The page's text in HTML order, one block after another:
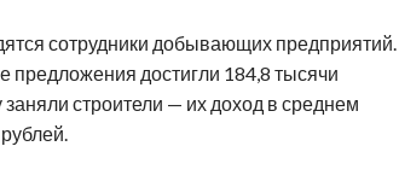
сотрудники добывающих предприятий.
предложения достигли 184,8 тысячи
заняли строители — их доход в среднем